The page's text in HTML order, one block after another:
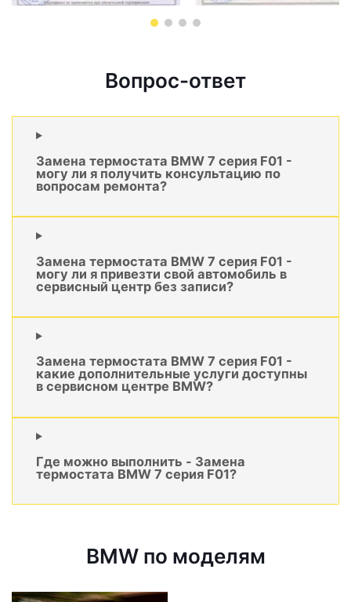
Вопрос-ответ
Замена термостата BMW 7 серия F01 -
могу ли я получить консультацию по
вопросам ремонта?
Замена термостата BMW 7 серия F01 -
могу ли я привезти свой автомобиль в
сервисный центр без записи?
Замена термостата BMW 7 серия F01 -
какие дополнительные услуги доступны
в сервисном центре BMW?
Где можно выполнить - Замена
термостата BMW 7 серия F01?
BMW по моделям